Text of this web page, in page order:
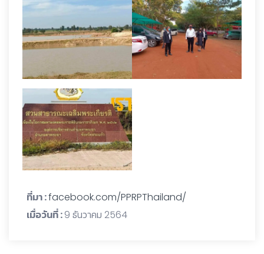
ที่มา :facebook.com/PPRPThailand/
เมื่อวันที่ :9 ธันวาคม 2564